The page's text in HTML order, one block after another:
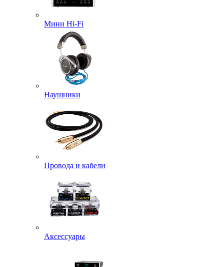
Мини Hi-Fi
Наушники
Провода и кабели
Аксессуары